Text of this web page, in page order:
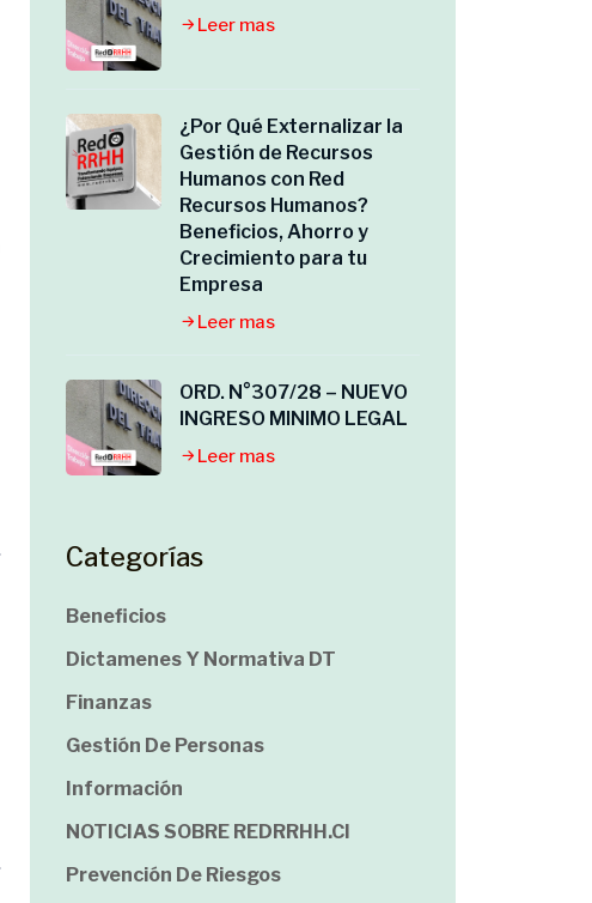
Leer mas
¿Por Qué Externalizar la
Gestión de Recursos
Humanos con Red
Recursos Humanos?
Beneficios, Ahorro y
Crecimiento para tu
Empresa
Leer mas
ORD. N°307/28 – NUEVO
INGRESO MINIMO LEGAL
Leer mas
Categorías
Beneficios
Dictamenes Y Normativa DT
Finanzas
Gestión De Personas
Información
NOTICIAS SOBRE REDRRHH.cl
Prevención De Riesgos